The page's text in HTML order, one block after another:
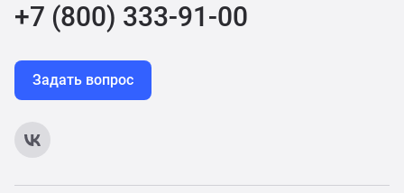
+7 (800) 333-91-00
Задать вопрос